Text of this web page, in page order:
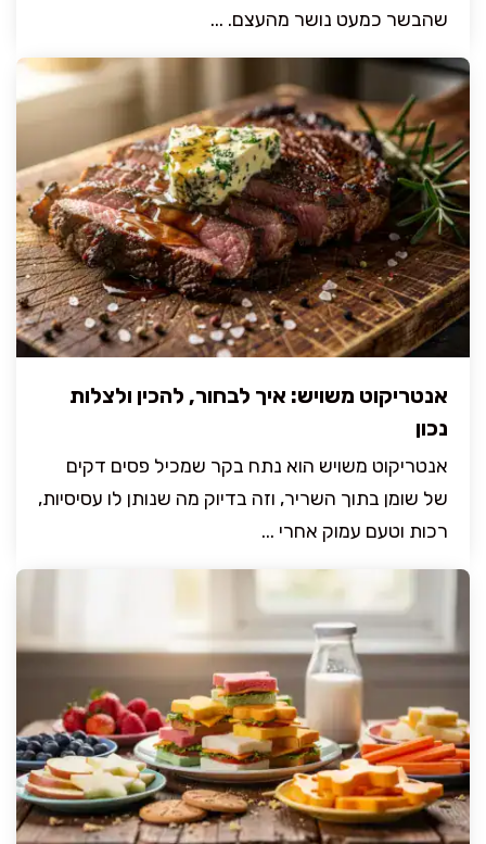
שהבשר כמעט נושר מהעצם. ...
אנטריקוט משויש: איך לבחור, להכין ולצלות
נכון
אנטריקוט משויש הוא נתח בקר שמכיל פסים דקים
של שומן בתוך השריר, וזה בדיוק מה שנותן לו עסיסיות,
רכות וטעם עמוק אחרי ...